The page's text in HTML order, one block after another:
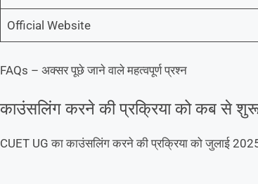
Official Website
FAQs – अक्सर पूछे जाने वाले महत्वपूर्ण प्रश्न
काउंसलिंग करने की प्रक्रिया को कब से शुरू
CUET UG का काउंसलिंग करने की प्रक्रिया को जुलाई